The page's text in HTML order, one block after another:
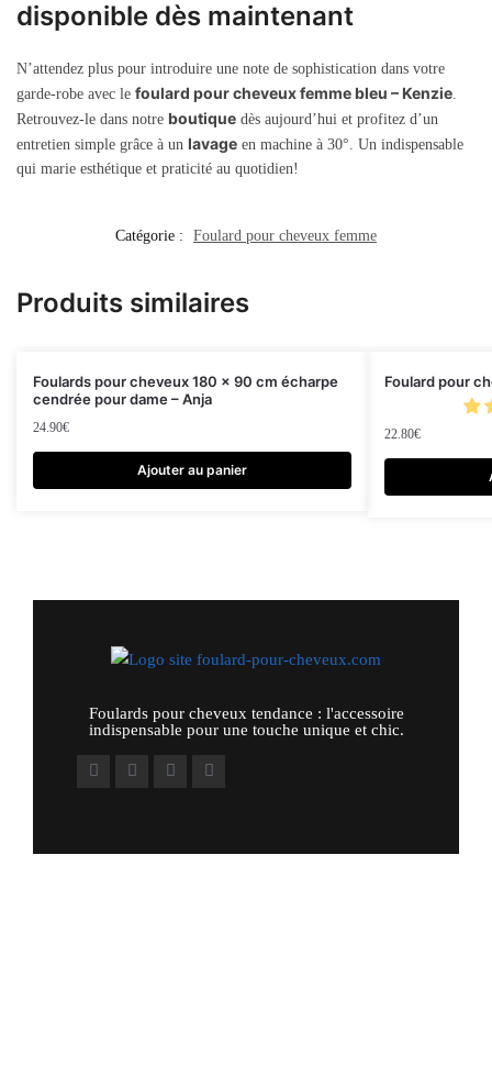
disponible dès maintenant
N’attendez plus pour introduire une note de sophistication dans votre
garde-robe avec le foulard pour cheveux femme bleu – Kenzie
Retrouvez-le dans notre boutique dès aujourd’hui et profitez d’un
entretien simple grâce à un lavage en machine à 30°. Un indispensable
qui marie esthétique et praticité au quotidien!
Catégorie : Foulard pour cheveux femme
Produits similaires
Foulards pour cheveux 180 x 90 cm écharpe
cendrée pour dame – Anja
24.90€
Ajouter au panier
Foulard pour
22.80€
Foulards pour cheveux tendance : l'accessoire
indispensable pour une touche unique et chic.